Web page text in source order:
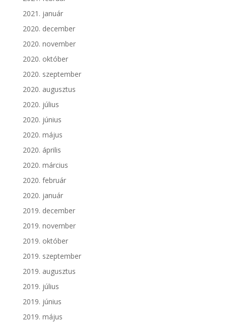
2021. január
2020. december
2020. november
2020. október
2020. szeptember
2020. augusztus
2020. július
2020. június
2020. május
2020. április
2020. március
2020. február
2020. január
2019. december
2019. november
2019. október
2019. szeptember
2019. augusztus
2019. július
2019. június
2019. május